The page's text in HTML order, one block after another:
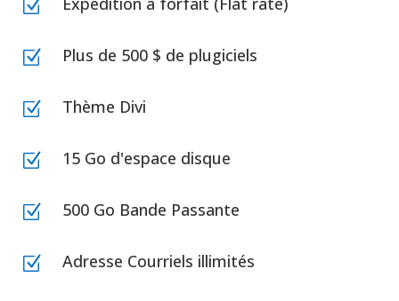
Z
Z Plus de 500 $ de plugiciels
Z Thème Divi
Z 15 Go d'espace disque
Z 500 Go Bande Passante
Z Adresse Courriels illimités